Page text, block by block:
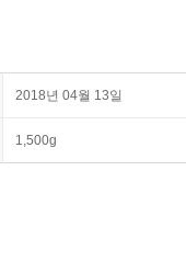
2018년 04월 13일
1,500g